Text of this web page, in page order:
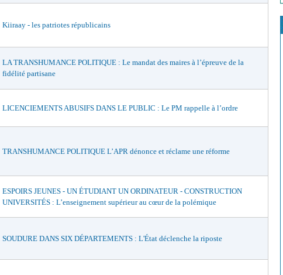
Kiiraay - les patriotes républicains
LA TRANSHUMANCE POLITIQUE : Le mandat des maires à l’épreuve de la
fidélité partisane
LICENCIEMENTS ABUSIFS DANS LE PUBLIC : Le PM rappelle à l’ordre
TRANSHUMANCE POLITIQUE L’APR dénonce et réclame une réforme
ESPOIRS JEUNES - UN ÉTUDIANT UN ORDINATEUR - CONSTRUCTION
UNIVERSITÉS : L’enseignement supérieur au cœur de la polémique
SOUDURE DANS SIX DÉPARTEMENTS : L'État déclenche la riposte